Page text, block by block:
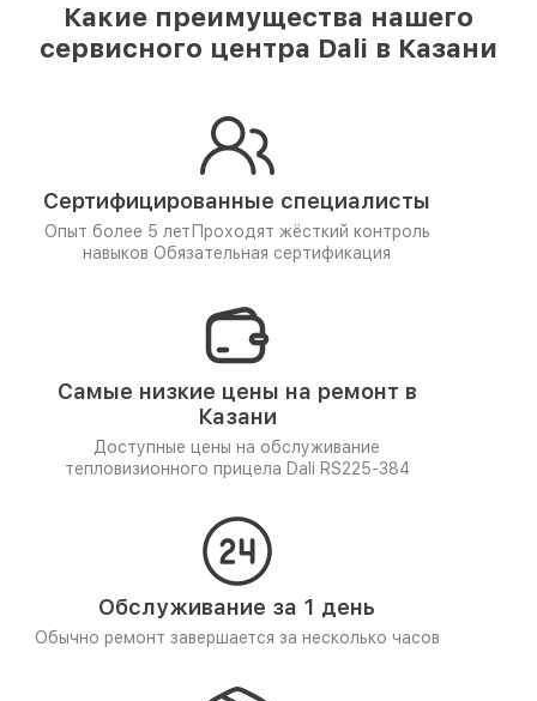
Какие преимущества нашего
сервисного центра Dali в Казани
Сертифицированные специалисты
Опыт более 5 лет Проходят жёсткий контроль
навыков Обязательная сертификация
Самые низкие цены на ремонт в
Казани
Доступные цены на обслуживание
тепловизионного прицела Dali RS225-384
Обслуживание за 1 день
Обычно ремонт завершается за несколько часов